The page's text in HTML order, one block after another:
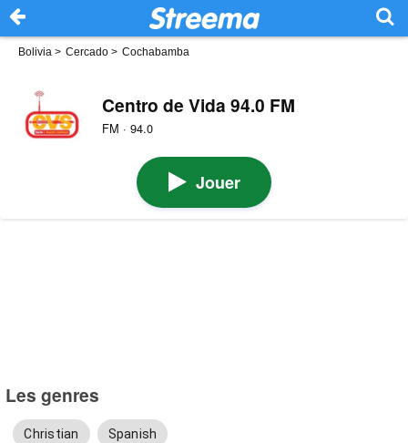
Bolivia > Cercado > Cochabamba
Centro de Vida 94.0 FM
FM · 94.0
Jouer
Les genres
Christian Spanish